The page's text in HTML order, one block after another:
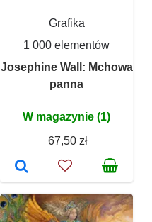
Grafika
1 000 elementów
Josephine Wall: Mchowa
panna
W magazynie (1)
67,50 zł